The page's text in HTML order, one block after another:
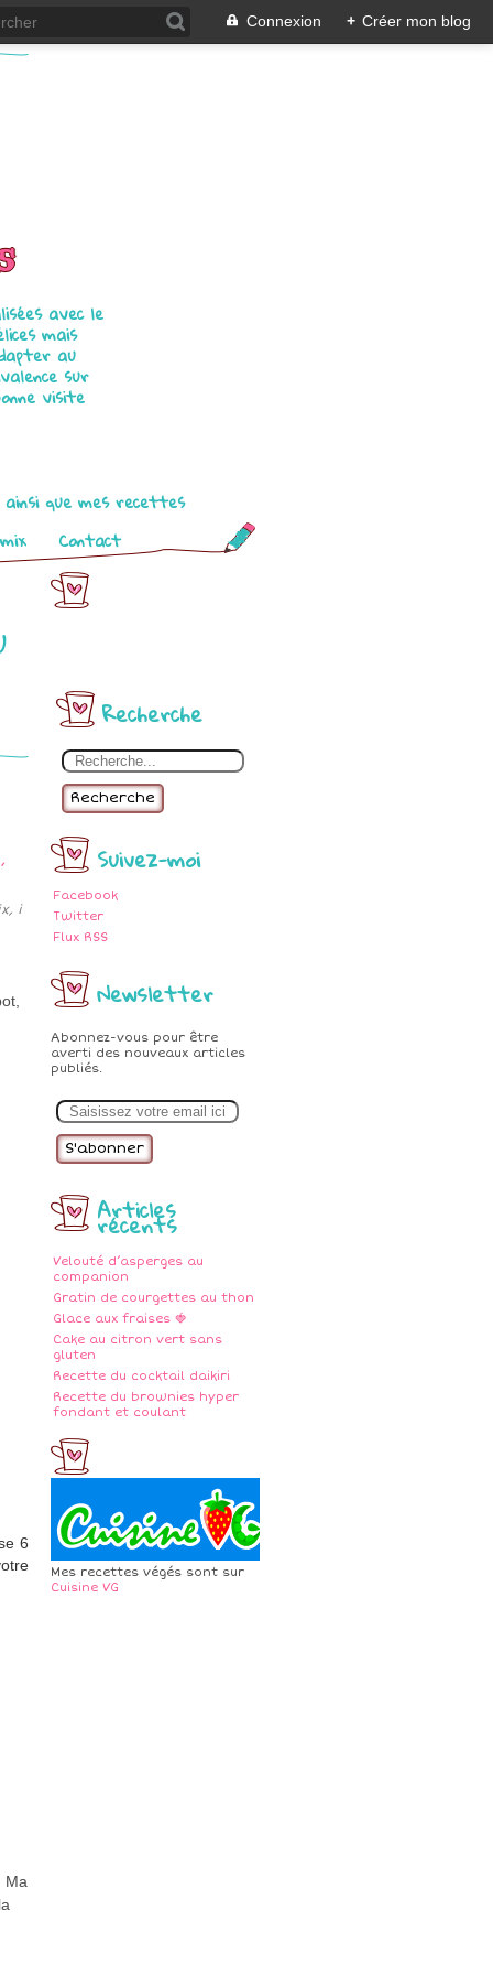
Connexion + Créer mon blog
avec le
mais
au
sur
visite
ainsi que mes recettes
Contact
Recherche
Recherche
Suivez-moi
Facebook
Twitter
Flux RSS
Newsletter
Abonnez-vous pour être
averti des nouveaux articles
publiés.
m
Articles
récents
Velouté d’asperges au
companion
Gratin de courgettes au thon
Glace aux fraises 🍓
Cake au citron vert sans
gluten
Recette du cocktail daikiri
Recette du brownies hyper
fondant et coulant
Mes recettes végés sont sur
Cuisine VG
i
6
Ma